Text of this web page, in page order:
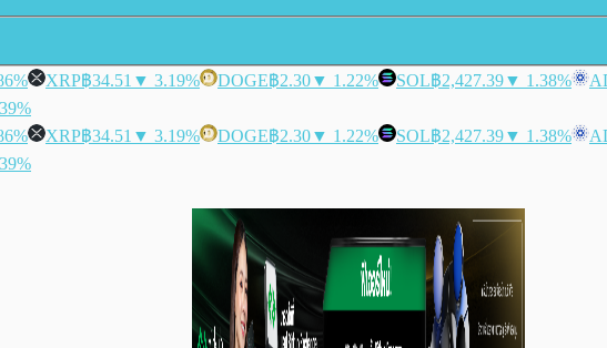
XRP฿34.51 ▼ 3.19% DOGE฿2.30▼ 1.22% SOL฿2,427.39▼ 1.38%
XRP฿34.51 ▼ 3.19% DOGE฿2.30▼ 1.22% SOL฿2,427.39▼ 1.38%